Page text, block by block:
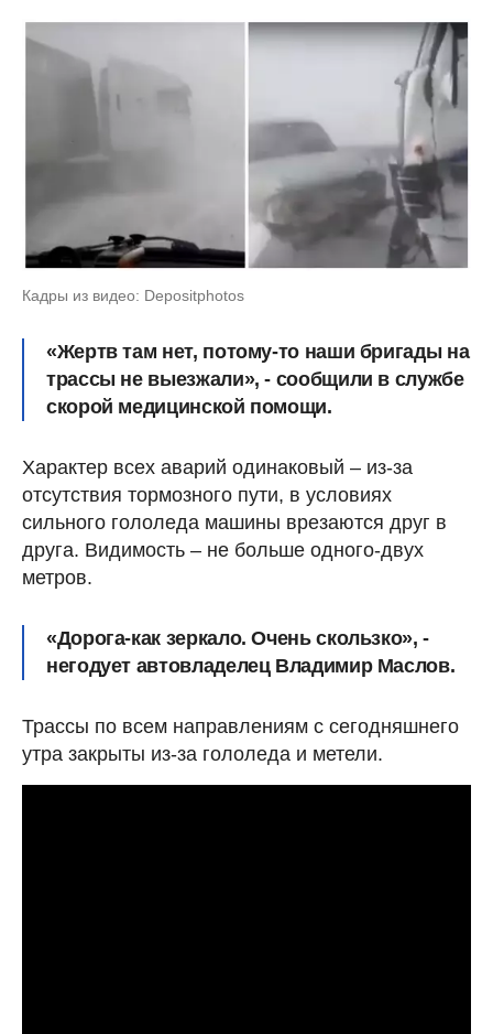
Кадры из видео: Depositphotos
«Жертв там нет, потому-то наши бригады на
трассы не выезжали», - сообщили в службе
скорой медицинской помощи.
Характер всех аварий одинаковый – из-за
отсутствия тормозного пути, в условиях
сильного гололеда машины врезаются друг в
друга. Видимость – не больше одного-двух
метров.
«Дорога-как зеркало. Очень скользко», -
негодует автовладелец Владимир Маслов.
Трассы по всем направлениям с сегодняшнего
утра закрыты из-за гололеда и метели.